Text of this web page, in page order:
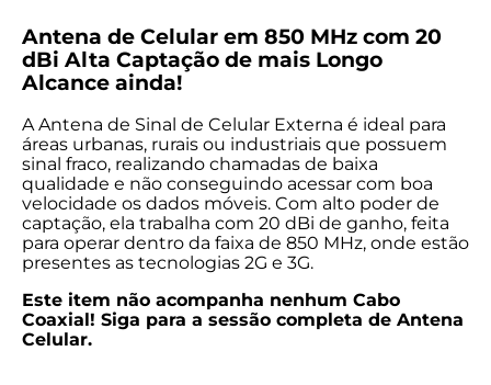
Antena de Celular em 850 MHz com 20
dBi Alta Captação de mais Longo
Alcance ainda!
A Antena de Sinal de Celular Externa é ideal para
áreas urbanas, rurais ou industriais que possuem
sinal fraco, realizando chamadas de baixa
qualidade e não conseguindo acessar com boa
velocidade os dados móveis. Com alto poder de
captação, ela trabalha com 20 dBi de ganho, feita
para operar dentro da faixa de 850 MHz, onde estão
presentes as tecnologias 2G e 3G.
Este item não acompanha nenhum Cabo
Coaxial! Siga para a sessão completa de Antena
Celular.